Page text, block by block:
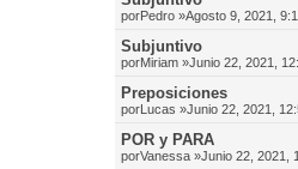
porPedro »Agosto 9, 2021,
Subjuntivo
porMiriam »Junio 22, 2021,
Preposiciones
porLucas »Junio 22, 2021,
POR y PARA
porVanessa »Junio 22, 2021,